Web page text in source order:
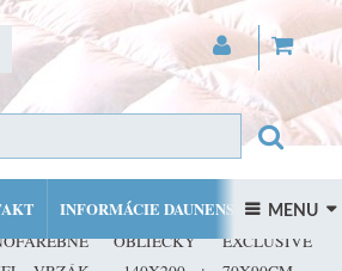
PRIHLÁSIŤ SA
INFORMÁCIE DAUNENSTEP MENU 
OBLIEČKY EXCLUSIVE INTERIORS BY
OBLIEČKY EXCLUSIVE